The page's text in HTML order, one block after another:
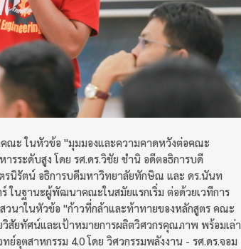
คณะ ในหัวข้อ "มุมมองและความคาดหวังต่อคณะ
ระดับสูง โดย รศ.ดร.วิชัย ชำนิ อดีตอธิการบดี
นิรัตน์ อธิการบดีมหาวิทยาลัยทักษิณ และ ดร.นันท
นฐานะผู้พัฒนาคณะในสมัยแรกเริ่ม ต่อด้วยเวทีการ
วนาในหัวข้อ "ก้าวที่กล้าและท้าทายของหลักสูตร คณะ
สัยทัศน์และเป้าหมายการผลิตวิศวกรคุณภาพ พร้อมเล่า
อุตสาหกรรม 4.0 โดย วิศวกรรมพลังงาน - รศ.ดร.จอม